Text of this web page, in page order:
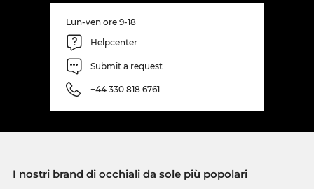
Lun-ven ore 9-18
Helpcenter
Submit a request
+44 330 818 6761
I nostri brand di occhiali da sole più popolari